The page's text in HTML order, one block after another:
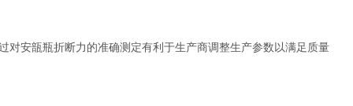
安瓿瓶折断力的准确测定有利于生产商调整生产参数以满足质量